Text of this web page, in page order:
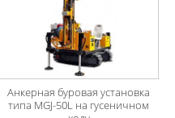
Анкерная буровая установка
типа MGJ-50L на гусеничном